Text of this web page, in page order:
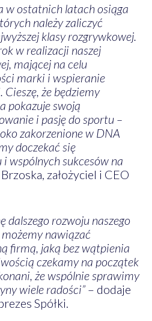
w ostatnich latach osiąga
należy zaliczyć
klasy rozgrywkowej.
w realizacji naszej
mającej na celu
marki i wspieranie
Cieszę, że będziemy
pokazuje swoją
i pasję do sportu –
zakorzenione w DNA
doczekać się
i wspólnych sukcesów na
założyciel i CEO
dalszego rozwoju naszego
możemy nawiązać
firmą, jaką bez wątpienia
czekamy na początek
że wspólnie sprawimy
wiele radości” – dodaje
Spółki.